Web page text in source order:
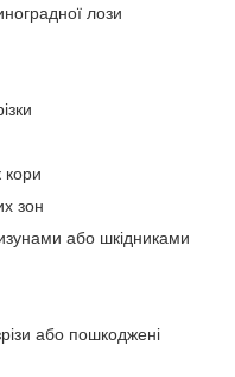
лози
кори
зон
або шкідниками
або пошкоджені